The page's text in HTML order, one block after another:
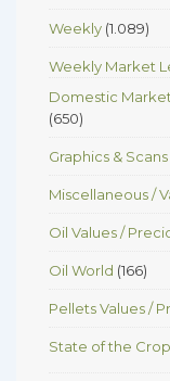
Weekly (1.089)
Weekly Market
Domestic
(650)
Graphics &
Miscellaneous /
Oil Values /
Oil World (166)
Pellets Values /
State of the